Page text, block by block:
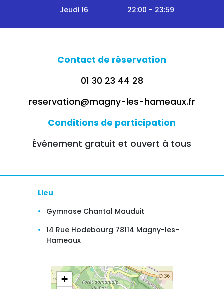
Jeudi 16
22:00 - 23:59
Contact de réservation
01 30 23 44 28
reservation@magny-les-hameaux.fr
Conditions de participation
Événement gratuit et ouvert à tous
Lieu
Gymnase Chantal Mauduit
14 Rue Hodebourg 78114 Magny-les-
Hameaux
+